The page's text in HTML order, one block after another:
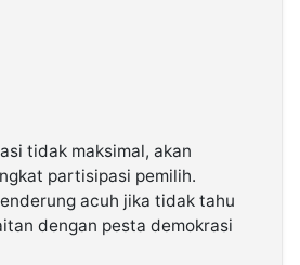
tidak maksimal, akan
partisipasi pemilih.
acuh jika tidak tahu
dengan pesta demokrasi